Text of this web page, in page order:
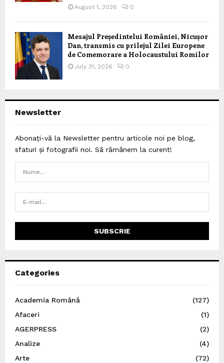
August 1, 2026 0
Mesajul Președintelui României, Nicușor
Dan, transmis cu prilejul Zilei Europene
de Comemorare a Holocaustului Romilor
July 31, 2026 0
Newsletter
Abonați-vă la Newsletter pentru articole noi pe blog,
sfaturi și fotografii noi. Să rămânem la curent!
Categories
Academia Română
(127)
Afaceri
(1)
AGERPRESS
(2)
Analize
(4)
Arte
(72)